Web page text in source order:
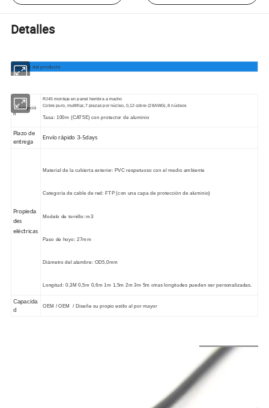
Detalles
Detalles del producto
Descripció
n
RJ45 montaje en panel hembra a macho
Cobre puro, multifilar, 7 piezas por núcleo, 0,12 cobre (28AWG), 8 núcleos
Tasa: 100m (CAT5E) con protector de aluminio
Plazo de
entrega
Envío rápido 3-5days
Propieda
des
eléctricas
Material de la cubierta exterior: PVC respetuoso con el medio ambiente
Categoría de cable de red: FTP (con una capa de protección de aluminio)
Modelo de tornillo: m3
Paso de hoyo: 27mm
Diámetro del alambre: OD5,0mm
Longitud: 0,3M 0,5m 0,6m 1m 1,5m 2m 3m 5m otras longitudes pueden ser personalizadas.
Capacida
d
OEM / OEM / Diseñe su propio estilo al por mayor